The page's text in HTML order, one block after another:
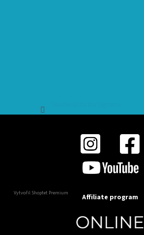
Vytvořil Shoptet Premium Affiliate program